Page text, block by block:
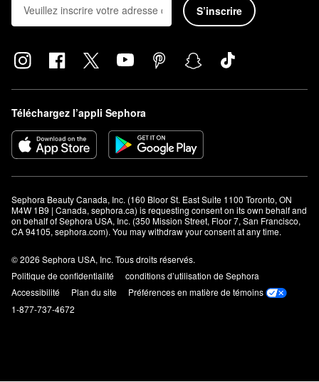
S’inscrire
Téléchargez l’appli Sephora
Sephora Beauty Canada, Inc. (160 Bloor St. East Suite 1100 Toronto, ON
M4W 1B9 | Canada, sephora.ca) is requesting consent on its own behalf and
on behalf of Sephora USA, Inc. (350 Mission Street, Floor 7, San Francisco,
CA 94105, sephora.com). You may withdraw your consent at any time.
© 2026 Sephora USA, Inc. Tous droits réservés.
Politique de confidentialité
conditions d’utilisation de Sephora
Accessibilité
Plan du site
Préférences en matière de témoins
1-877-737-4672